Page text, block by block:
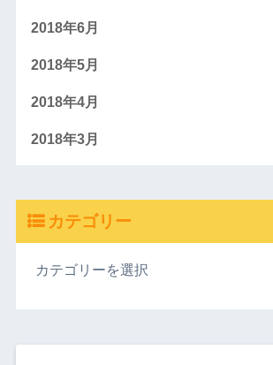
2018年6月
2018年5月
2018年4月
2018年3月
カテゴリー